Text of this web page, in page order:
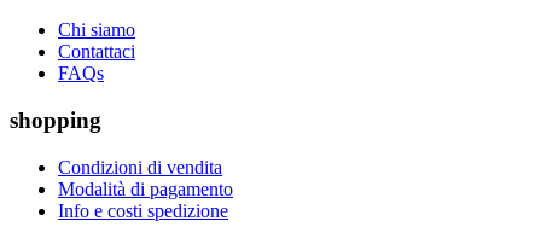
Chi siamo
Contattaci
FAQs
shopping
Condizioni di vendita
Modalità di pagamento
Info e costi spedizione